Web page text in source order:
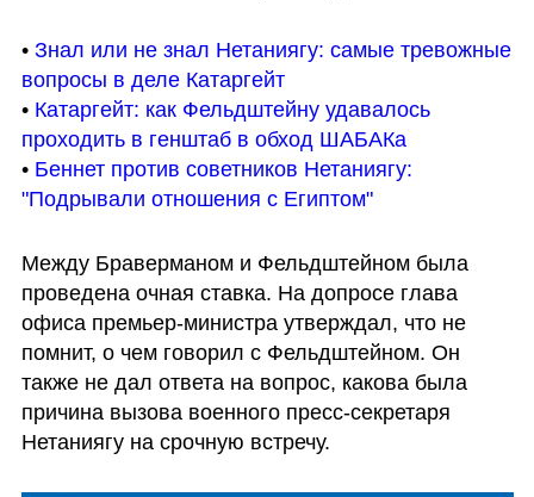
• Знал или не знал Нетаниягу: самые тревожные
вопросы в деле Катаргейт
• Катаргейт: как Фельдштейну удавалось
проходить в генштаб в обход ШАБАКа
• Беннет против советников Нетаниягу:
"Подрывали отношения с Египтом"
Между Браверманом и Фельдштейном была
проведена очная ставка. На допросе глава
офиса премьер-министра утверждал, что не
помнит, о чем говорил с Фельдштейном. Он
также не дал ответа на вопрос, какова была
причина вызова военного пресс-секретаря
Нетаниягу на срочную встречу.